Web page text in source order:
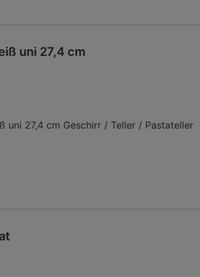
uni 27,4 cm
uni 27,4 cm Geschirr / Teller / Pastateller